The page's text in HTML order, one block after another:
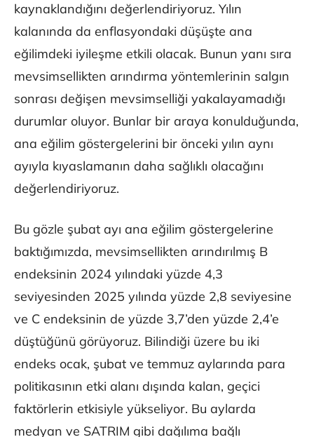
kaynaklandığını değerlendiriyoruz. Yılın
kalanında da enflasyondaki düşüşte ana
eğilimdeki iyileşme etkili olacak. Bunun yanı sıra
mevsimsellikten arındırma yöntemlerinin salgın
sonrası değişen mevsimselliği yakalayamadığı
durumlar oluyor. Bunlar bir araya konulduğunda,
ana eğilim göstergelerini bir önceki yılın aynı
ayıyla kıyaslamanın daha sağlıklı olacağını
değerlendiriyoruz.
Bu gözle şubat ayı ana eğilim göstergelerine
baktığımızda, mevsimsellikten arındırılmış B
endeksinin 2024 yılındaki yüzde 4,3
seviyesinden 2025 yılında yüzde 2,8 seviyesine
ve C endeksinin de yüzde 3,7’den yüzde 2,4’e
düştüğünü görüyoruz. Bilindiği üzere bu iki
endeks ocak, şubat ve temmuz aylarında para
politikasının etki alanı dışında kalan, geçici
faktörlerin etkisiyle yükseliyor. Bu aylarda
medyan ve SATRIM gibi dağılıma bağlı